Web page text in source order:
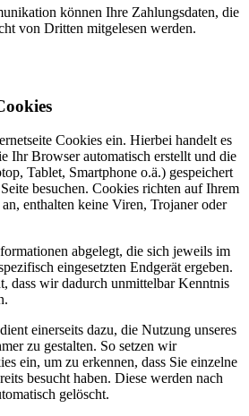
können Ihre Zahlungsdaten, die
von Dritten mitgelesen werden.
Cookies ein. Hierbei handelt es
Ihr Browser automatisch erstellt und die
Tablet, Smartphone o.ä.) gespeichert
besuchen. Cookies richten auf Ihrem
enthalten keine Viren, Trojaner oder
abgelegt, die sich jeweils im
eingesetzten Endgerät ergeben.
dass wir dadurch unmittelbar Kenntnis
einerseits dazu, die Nutzung unseres
zu gestalten. So setzen wir
ein, um zu erkennen, dass Sie einzelne
besucht haben. Diese werden nach
gelöscht.